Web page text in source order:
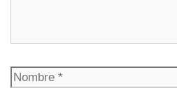
Nombre